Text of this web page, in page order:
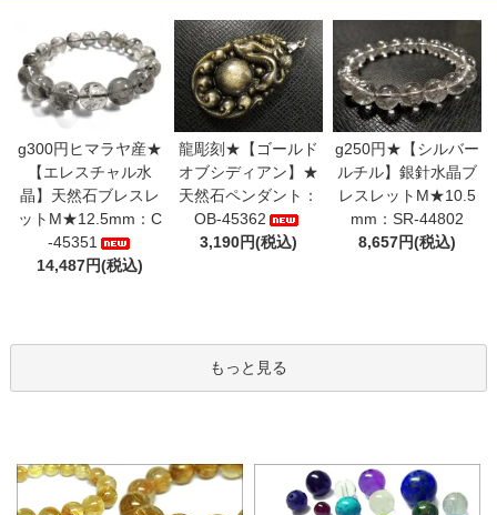
g300円ヒマラヤ産★
【エレスチャル水
晶】天然石ブレスレ
ットM★12.5mm：C
-45351
14,487円(税込)
龍彫刻★【ゴールド
オブシディアン】★
天然石ペンダント：
OB-45362
3,190円(税込)
g250円★【シルバー
ルチル】銀針水晶ブ
レスレットM★10.5
mm：SR-44802
8,657円(税込)
もっと見る